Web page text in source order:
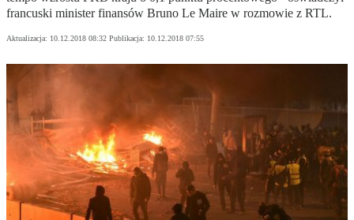
francuski minister finansów Bruno Le Maire w rozmowie z RTL.
Aktualizacja: 10.12.2018 08:32 Publikacja: 10.12.2018 07:55